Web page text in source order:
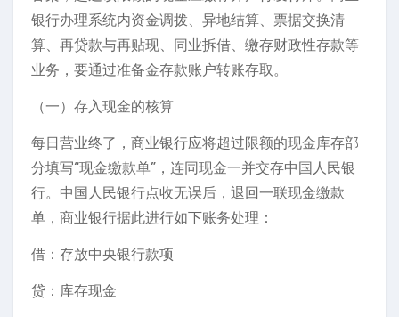
银行办理系统内资金调拨、异地结算、票据交换清
算、再贷款与再贴现、同业拆借、缴存财政性存款等
业务，要通过准备金存款账户转账存取。
（一）存入现金的核算
每日营业终了，商业银行应将超过限额的现金库存部
分填写“现金缴款单”，连同现金一并交存中国人民银
行。中国人民银行点收无误后，退回一联现金缴款
单，商业银行据此进行如下账务处理：
借：存放中央银行款项
贷：库存现金